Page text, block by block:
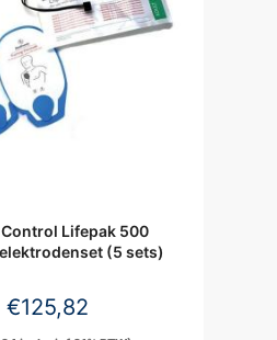
Lifepak 500
(5 sets)
€125,82